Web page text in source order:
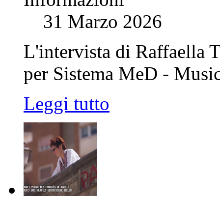
31 Marzo 2026
L'intervista di Raffaella
per Sistema MeD -
Leggi tutto